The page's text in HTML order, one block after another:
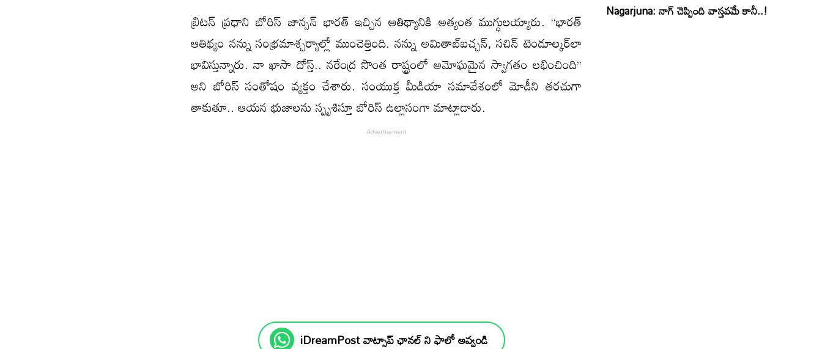
బ్రిటన్‌ ప్రధాని బోరిస్‌ జాన్సన్‌ భారత్‌ ఇచ్చిన ఆతిథ్యానికి అత్యంత ముగ్ధులయ్యారు. ‘‘భారత్‌
ఆతిథ్యం నన్ను సంభ్రమాశ్చర్యాల్లో ముంచెత్తింది. నన్ను అమితాబ్‌బచ్చన్‌, సచిన్‌ టెండూల్కర్‌లా
భావిస్తున్నారు. నా ఖాసా దోస్త్‌.. నరేంద్ర సొంత రాష్ట్రంలో అమోఘమైన స్వాగతం లభించింది’’
అని బోరిస్‌ సంతోషం వ్యక్తం చేశారు. సంయుక్త మీడియా సమావేశంలో మోడీని తరచుగా
తాకుతూ.. ఆయన భుజాలను స్పృశిస్తూ బోరిస్‌ ఉల్లాసంగా మాట్లాడారు.
iDreamPost వాట్సాప్ ఛానల్ ని ఫాలో అవ్వండి
Nagarjuna: నాగ్ చెప్పింది వాస్తవమే కానీ..!